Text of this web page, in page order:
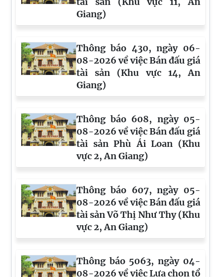
Giang)
Thông báo 430, ngày 06-
08-2026 về việc Bán đấu giá
tài sản (Khu vực 14, An
Giang)
Thông báo 608, ngày 05-
08-2026 về việc Bán đấu giá
tài sản Phù Ái Loan (Khu
vực 2, An Giang)
Thông báo 607, ngày 05-
08-2026 về việc Bán đấu giá
tài sản Võ Thị Như Thy (Khu
vực 2, An Giang)
Thông báo 5063, ngày 04-
08-2026 về việc Lựa chọn tổ